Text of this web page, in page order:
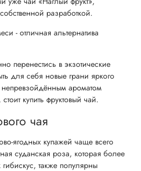
разработкой.
- отличная альтернатива
перенестись в экзотические
для себя новые грани яркого
непревзойдённым ароматом
купить фруктовый чай.
чая
ягодных купажей чаще всего
суданская роза, которая более
также популярны